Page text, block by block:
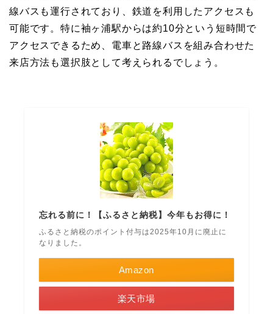
線バスも運行されており、鉄道を利用したアクセスも
可能です。特に袖ヶ浦駅からは約10分という短時間で
アクセスできるため、電車と路線バスを組み合わせた
来店方法も選択肢として考えられるでしょう。
忘れる前に！【ふるさと納税】今年もお得に！
ふるさと納税のポイント付与は2025年10月に廃止に
なりました。
Amazon
楽天市場